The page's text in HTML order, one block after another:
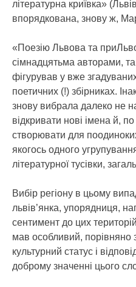
літературна криївка»
впорядкована, знову ж,
«Поезію Львова та
сімнадцятьма авторами,
фігурував у вже
поетичних (!) збірниках.
знову вибрала далеко не
відкривати нові імена й,
створювати для
якогось одного
літературної тусівки,
Вибір регіону в цьому
львів’янка, упорядниця,
сентимент до цих
мав особливий, порівняно
культурний статус і
доброму значенні цього